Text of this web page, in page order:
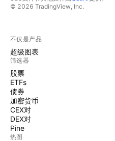
© 2026 TradingView, Inc.
不仅是产品
超级图表
筛选器
股票
ETFs
债券
加密货币
CEX对
DEX对
Pine
热图